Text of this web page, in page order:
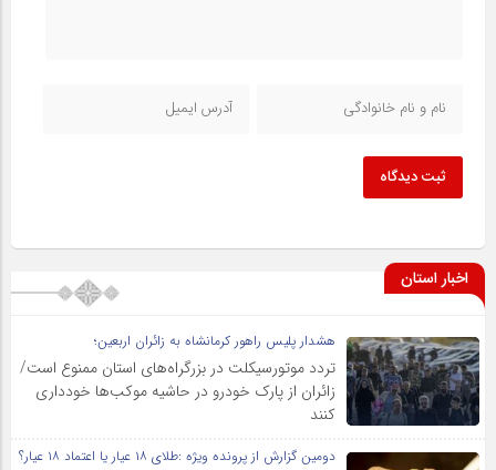
ثبت دیدگاه
اخبار استان
هشدار پلیس راهور کرمانشاه به زائران اربعین؛
تردد موتورسیکلت در بزرگراه‌های استان ممنوع است/
زائران از پارک خودرو در حاشیه موکب‌ها خودداری
کنند
دومین گزارش از پرونده ویژه :طلای ۱۸ عیار یا اعتماد ۱۸ عیار؟